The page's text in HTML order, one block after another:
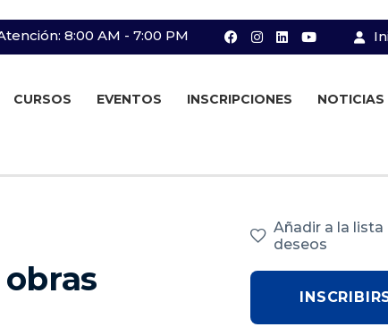
8:00 AM - 7:00 PM
CURSOS EVENTOS INSCRIPCIONES NOTICIAS
Añadir a la lista
deseos